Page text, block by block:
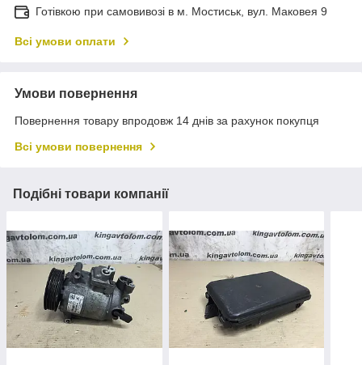
Готівкою при самовивозі в м. Мостиськ, вул. Маковея 9
Всі умови оплати
Умови повернення
Повернення товару впродовж 14 днів за рахунок покупця
Всі умови повернення
Подібні товари компанії